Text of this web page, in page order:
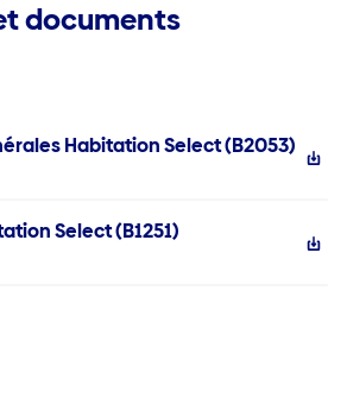
documents
Habitation Select (B2053)
Select (B1251)